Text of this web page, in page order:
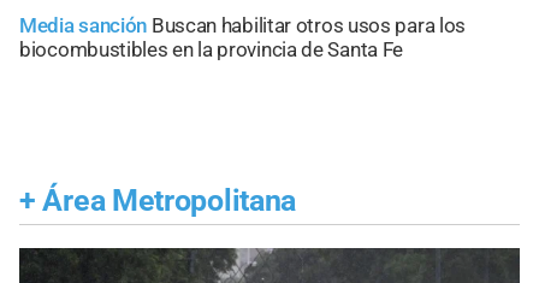
Media sanción Buscan habilitar otros usos para los
biocombustibles en la provincia de Santa Fe
+ Área Metropolitana